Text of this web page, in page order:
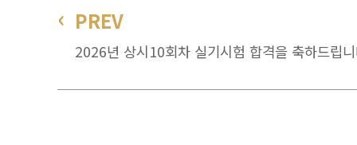
PREV
2026년 상시10회차 실기시험 합격을 축하드립